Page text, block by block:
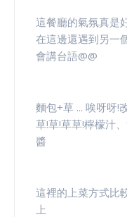
這餐廳的氣氛真是
在這邊還遇到另一
會講台語@@
麵包+草 ... 唉呀呀!
草!草!草草!檸檬汁
醬
這裡的上菜方式比
上